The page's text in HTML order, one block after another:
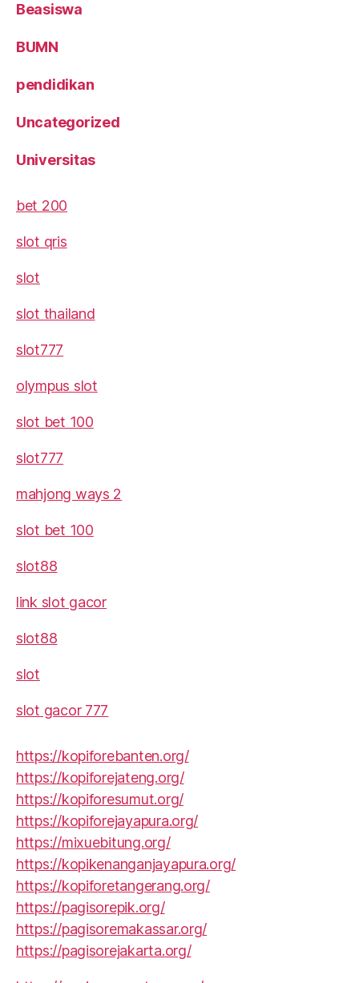
Beasiswa
BUMN
pendidikan
Uncategorized
Universitas
bet 200
slot qris
slot
slot thailand
slot777
olympus slot
slot bet 100
slot777
mahjong ways 2
slot bet 100
slot88
link slot gacor
slot88
slot
slot gacor 777
https://kopiforebanten.org/
https://kopiforejateng.org/
https://kopiforesumut.org/
https://kopiforejayapura.org/
https://mixuebitung.org/
https://kopikenanganjayapura.org/
https://kopiforetangerang.org/
https://pagisorepik.org/
https://pagisoremakassar.org/
https://pagisorejakarta.org/